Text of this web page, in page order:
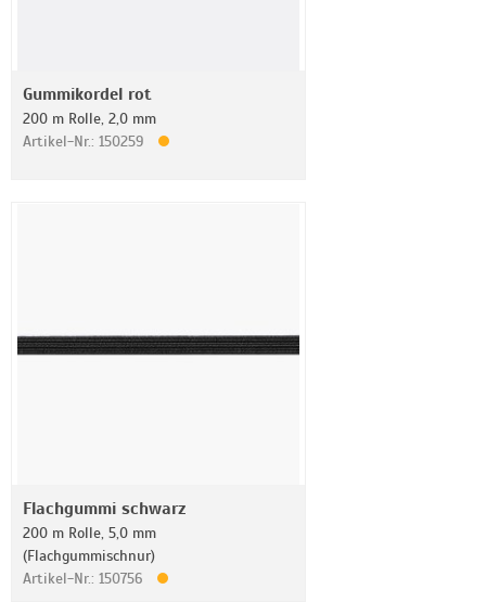
Gummikordel rot
200 m Rolle, 2,0 mm
Artikel-Nr.: 150259
Flachgummi schwarz
200 m Rolle, 5,0 mm
(Flachgummischnur)
Artikel-Nr.: 150756